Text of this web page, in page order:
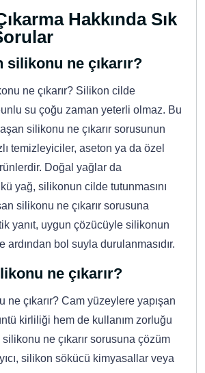
Hakkında Sık
silikonu ne çıkarır?
ne çıkarır? Silikon cilde
su çoğu zaman yeterli olmaz. Bu
silikonu ne çıkarır sorusunun
temizleyiciler, aseton ya da özel
Doğal yağlar da
yağ, silikonun cilde tutunmasını
silikonu ne çıkarır sorusuna
yanıt, uygun çözücüyle silikonun
ardından bol suyla durulanmasıdır.
ne çıkarır?
ne çıkarır? Cam yüzeylere yapışan
kirliliği hem de kullanım zorluğu
silikonu ne çıkarır sorusuna çözüm
silikon sökücü kimyasallar veya